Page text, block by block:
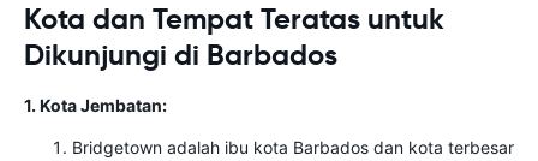
Kota dan Tempat Teratas untuk
Dikunjungi di Barbados
1. Kota Jembatan:
Bridgetown adalah ibu kota Barbados dan kota terbesar